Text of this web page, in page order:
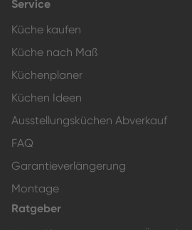
Service
Küche kaufen
Küche nach Maß
Küchenplaner
Küchen Ideen
Ausstellungsküchen Abverkauf
FAQ
Garantieverlängerung
Montage
Ratgeber